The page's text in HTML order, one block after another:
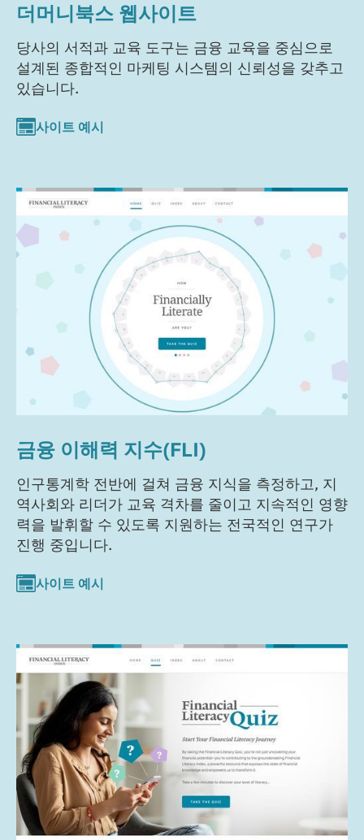
더머니북스 웹사이트
당사의 서적과 교육 도구는 금융 교육을 중심으로
설계된 종합적인 마케팅 시스템의 신뢰성을 갖추고
있습니다.
사이트 예시
금융 이해력 지수(FLI)
인구통계학 전반에 걸쳐 금융 지식을 측정하고, 지
역사회와 리더가 교육 격차를 줄이고 지속적인 영향
력을 발휘할 수 있도록 지원하는 전국적인 연구가
진행 중입니다.
사이트 예시